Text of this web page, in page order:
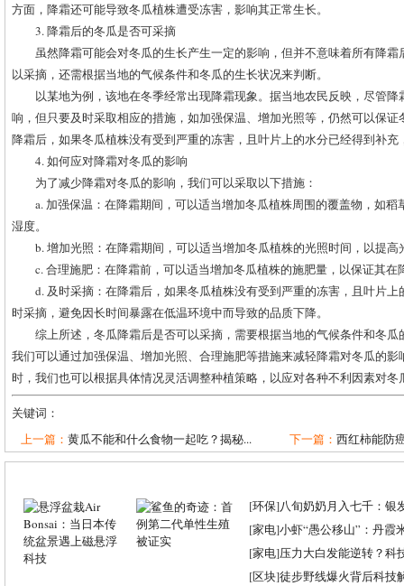
方面，降霜还可能导致冬瓜植株遭受冻害，影响其正常生长。
3. 降霜后的冬瓜是否可采摘
虽然降霜可能会对冬瓜的生长产生一定的影响，但并不意味着所有降
以采摘，还需根据当地的气候条件和冬瓜的生长状况来判断。
以某地为例，该地在冬季经常出现降霜现象。据当地农民反映，尽管
响，但只要及时采取相应的措施，如加强保温、增加光照等，仍然可以保
降霜后，如果冬瓜植株没有受到严重的冻害，且叶片上的水分已经得到补充
4. 如何应对降霜对冬瓜的影响
为了减少降霜对冬瓜的影响，我们可以采取以下措施：
a. 加强保温：在降霜期间，可以适当增加冬瓜植株周围的覆盖物，如
湿度。
b. 增加光照：在降霜期间，可以适当增加冬瓜植株的光照时间，以提高
c. 合理施肥：在降霜前，可以适当增加冬瓜植株的施肥量，以保证其
d. 及时采摘：在降霜后，如果冬瓜植株没有受到严重的冻害，且叶片
时采摘，避免因长时间暴露在低温环境中而导致的品质下降。
综上所述，冬瓜降霜后是否可以采摘，需要根据当地的气候条件和冬
我们可以通过加强保温、增加光照、合理施肥等措施来减轻降霜对冬瓜的
时，我们也可以根据具体情况灵活调整种植策略，以应对各种不利因素对冬
关键词：
上一篇： 黄瓜不能和什么食物一起吃？揭秘... 下一篇： 西红柿能防
[环保]八旬奶奶月入七千：银
[家电]小虾“愚公移山”：丹霞
[家电]压力大白发能逆转？科
[区块]徒步野线爆火背后科技